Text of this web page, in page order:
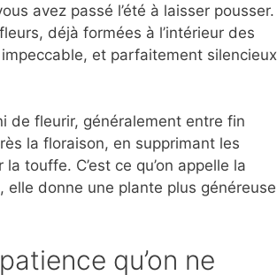
avez passé l’été à laisser pousser.
déjà formées à l’intérieur des
et parfaitement silencieux
de fleurir, généralement entre fin
la floraison, en supprimant les
touffe. C’est ce qu’on appelle la
donne une plante plus généreuse
qu’on ne